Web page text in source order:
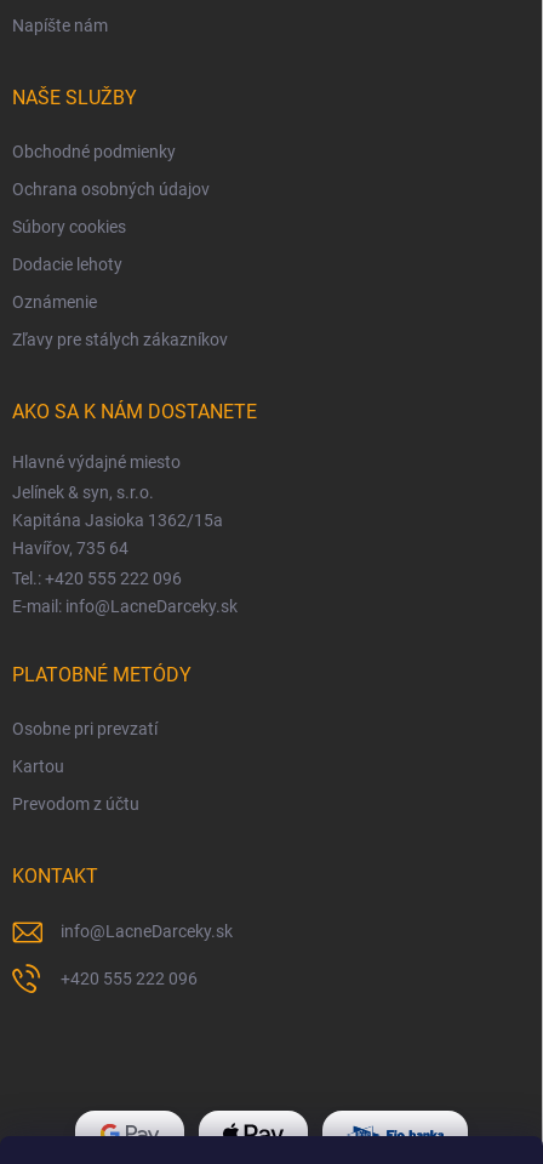
Napíšte nám
NAŠE SLUŽBY
Obchodné podmienky
Ochrana osobných údajov
Súbory cookies
Dodacie lehoty
Oznámenie
Zľavy pre stálych zákazníkov
AKO SA K NÁM DOSTANETE
Hlavné výdajné miesto
Jelínek & syn, s.r.o.
Kapitána Jasioka 1362/15a
Havířov, 735 64
Tel.: +420 555 222 096
E-mail: info@LacneDarceky.sk
PLATOBNÉ METÓDY
Osobne pri prevzatí
Kartou
Prevodom z účtu
KONTAKT
info@LacneDarceky.sk
+420 555 222 096